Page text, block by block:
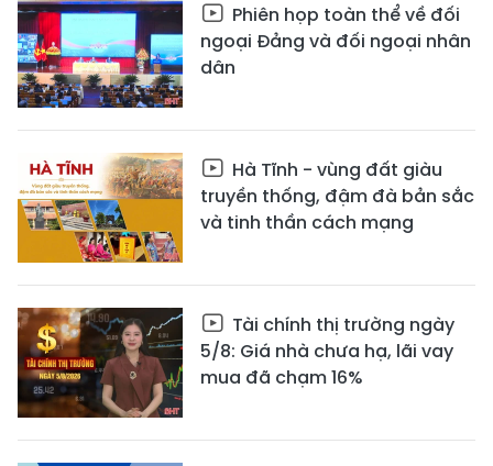
Phiên họp toàn thể về đối
ngoại Đảng và đối ngoại nhân
dân
Hà Tĩnh - vùng đất giàu
truyền thống, đậm đà bản sắc
và tinh thần cách mạng
Tài chính thị trường ngày
5/8: Giá nhà chưa hạ, lãi vay
mua đã chạm 16%